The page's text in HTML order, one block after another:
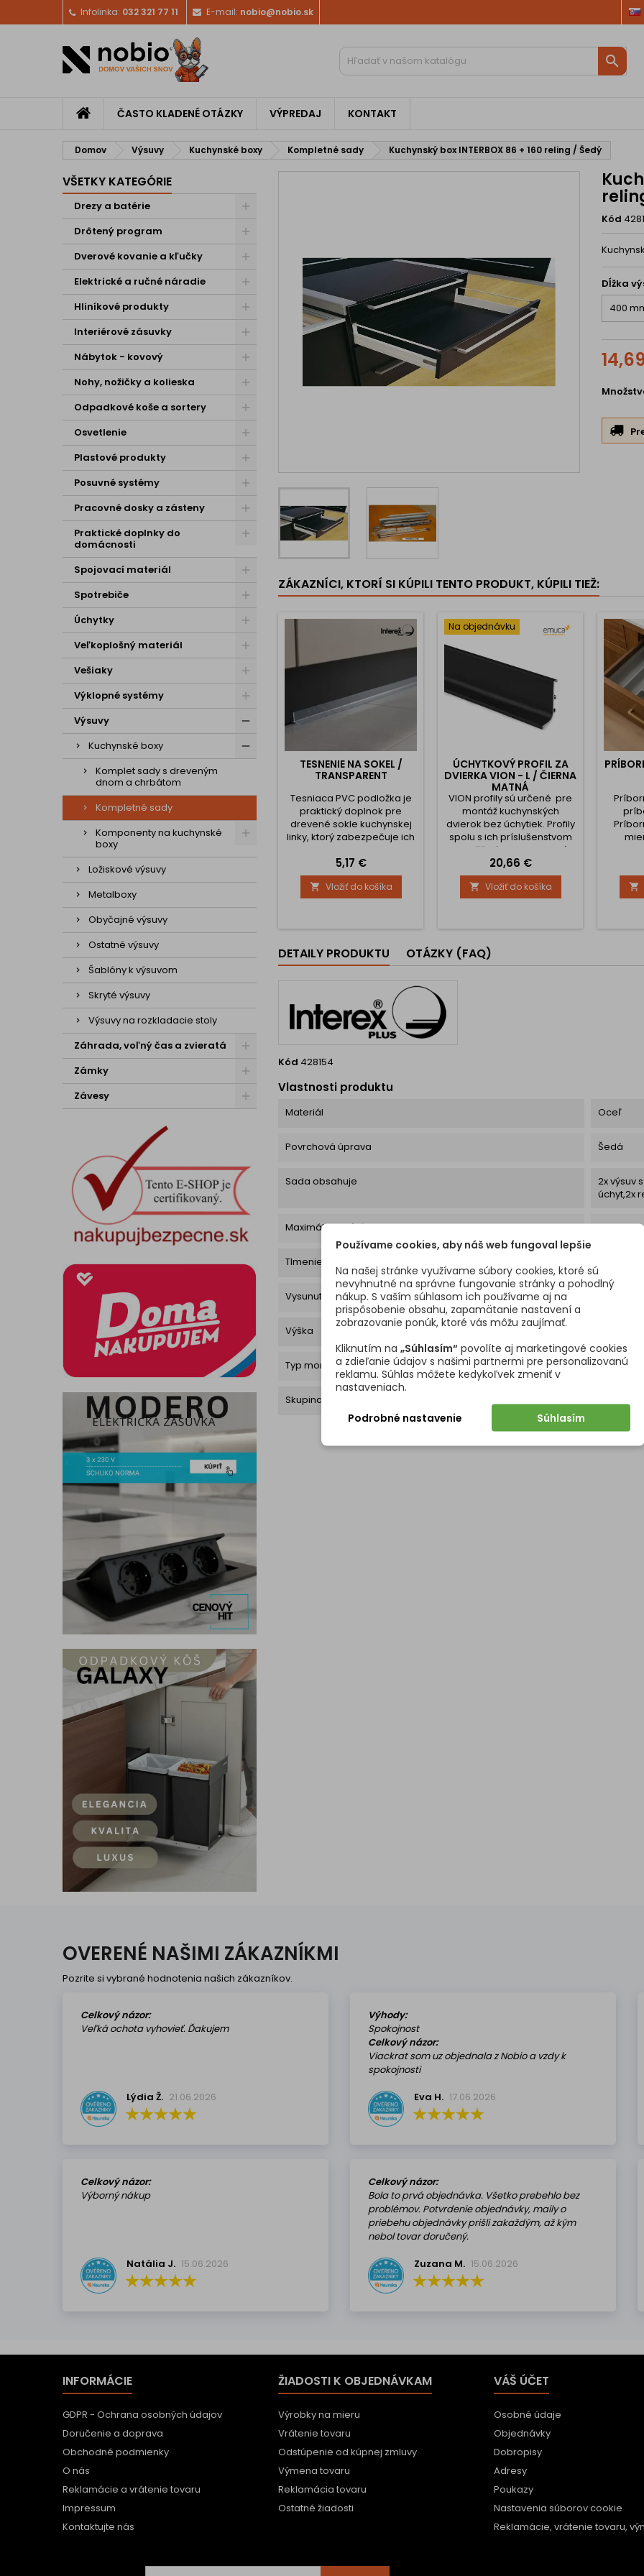
Infolinka: 032 321 77 11 E-mail: nobio@nobio.sk

ČASTO KLADENÉ OTÁZKY VÝPREDAJ KONTAKT
Domov Výsuvy Kuchynské boxy Kompletné sady Kuchynský box INTERBOX 86 + 160 reling / Šedý
VŠETKY KATEGÓRIE
Drezy a batérie
Drôtený program
Dverové kovanie a kľučky
Elektrické a ručné náradie
Hliníkové produkty
Interiérové zásuvky
Nábytok - kovový
Nohy, nožičky a kolieska
Odpadkové koše a sortery
Osvetlenie
Plastové produkty
Posuvné systémy
Pracovné dosky a zásteny
Praktické doplnky do
domácnosti
Spojovací materiál
Spotrebiče
Úchytky
Veľkoplošný materiál
Vešiaky
Výklopné systémy
Výsuvy
Kuchynské boxy
Komplet sady s dreveným
dnom a chrbátom
Kompletné sady
Komponenty na kuchynské
boxy
Ložiskové výsuvy
Metalboxy
Obyčajné výsuvy
Ostatné výsuvy
Šablóny k výsuvom
Skryté výsuvy
Výsuvy na rozkladacie stoly
Záhrada, voľný čas a zvieratá
Zámky
Závesy
Kód
Dĺžka
ZÁKAZNÍCI, KTORÍ SI KÚPILI TENTO PRODUKT, KÚPILI TIEŽ:
TESNENIE NA SOKEL /
TRANSPARENT
Tesniaca PVC podložka je
praktický doplnok pre
drevené sokle kuchynskej
linky, ktorý zabezpečuje ich
vlhkosťou a
nečistotami.Zabraňuje
kontaktu sokla s vodou
počas umývania podlahy a
životnosť.Podložka sa
sokel a vytvára neviditeľnú,
ale účinnú bariéru medzi
Cena
5,17 €
 Vložiť do košíka
Na objednávku
ÚCHYTKOVÝ PROFIL ZA
DVIERKA VION - L / ČIERNA
MATNÁ
VION profily sú určené pre
montáž kuchynských
dvierok bez úchytiek. Profily
spolu s ich príslušenstvom
umožňujú optimalizovať
interiér bez straty
lineárnosti a v súlade s
avantgardnou estetikou.
Profil VION má zmenšené
štandardným GOLA profilom
profilov spočíva v
jednoduchosti montáže.
Cena
20,66 €
 Vložiť do košíka
výber

DETAILY PRODUKTU OTÁZKY (FAQ)
Kód 428154
Vlastnosti produktu
Materiál Oceľ
Povrchová úprava Šedá
Sada obsahuje
2x výsuv
úchyt,2x
Maximálne zaťaženie 40 kg
Tlmenie
Vysunutie Plné
Výška 86 mm +
Typ montáže výsuvu Bočná
Skupina výsuvov
OVERENÉ NAŠIMI ZÁKAZNÍKMI
Pozrite si vybrané hodnotenia našich zákazníkov.
Celkový názor:
Veľká ochota vyhovieť. Ďakujem
Lýdia Ž. 21.06.2026
Výhody:
Spokojnost
Celkový názor:
Viackrat som uz objednala z Nobio a vzdy k
spokojnosti
Eva H. 17.06.2026
Celkový názor:
Výborný nákup
Natália J. 15.06.2026
Celkový názor:
Bola to prvá objednávka. Všetko prebehlo bez
problémov. Potvrdenie objednávky, maily o
priebehu objednávky prišli zakaždým, až kým
nebol tovar doručený.
Zuzana M. 15.06.2026
INFORMÁCIE
GDPR - Ochrana osobných údajov
Doručenie a doprava
Obchodné podmienky
O nás
Reklamácie a vrátenie tovaru
Impressum
Kontaktujte nás
ŽIADOSTI K OBJEDNÁVKAM
Výrobky na mieru
Vrátenie tovaru
Odstúpenie od kúpnej zmluvy
Výmena tovaru
Reklamácia tovaru
Ostatné žiadosti
VÁŠ ÚČET
Osobné údaje
Objednávky
Dobropisy
Adresy
Poukazy
Nastavenia súborov cookie
Reklamácie, vrátenie tovaru,
Používame cookies, aby náš web fungoval lepšie
Na našej stránke využívame súbory cookies, ktoré sú
nevyhnutné na správne fungovanie stránky a pohodlný
nákup. S vaším súhlasom ich používame aj na
prispôsobenie obsahu, zapamätanie nastavení a
zobrazovanie ponúk, ktoré vás môžu zaujímať.
Kliknutím na „Súhlasím“ povolíte aj marketingové cookies
a zdieľanie údajov s našimi partnermi pre personalizovanú
reklamu. Súhlas môžete kedykoľvek zmeniť v
nastaveniach.
Podrobné nastavenie Súhlasím